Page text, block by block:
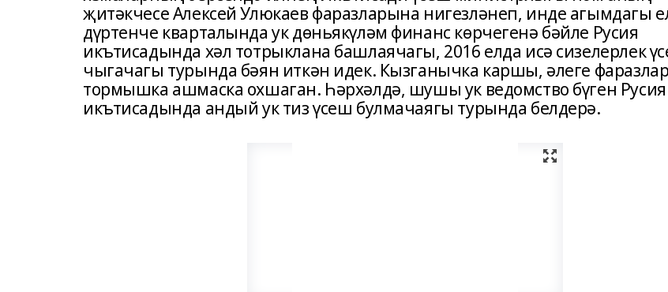
җитәкчесе Алексей Улюкаев фаразларына нигезләнеп, инде агымдагы
дүртенче кварталында ук дөньякүләм финанс көрчегенә бәйле Русия
икътисадында хәл тотрыклана башлаячагы, 2016 елда исә сизелерлек
чыгачагы турында бәян иткән идек. Кызганычка каршы, әлеге фаразлар
тормышка ашмаска охшаган. Һәрхәлдә, шушы ук ведомство бүген Русия
икътисадында андый ук тиз үсеш булмачаягы турында белдерә.